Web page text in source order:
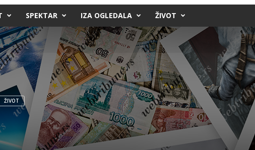
SPEKTAR IZA OGLEDALA ŽIVOT
ŽIVOT